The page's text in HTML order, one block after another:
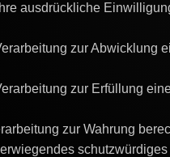
ausdrückliche
zur Abwicklung
zur Erfüllung
zur Wahrung